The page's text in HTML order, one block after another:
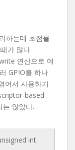
하는데 초점을
가 많다.
연산으로 여
GPIO를 하나
어서 사용하기
based
는 않았다.
int